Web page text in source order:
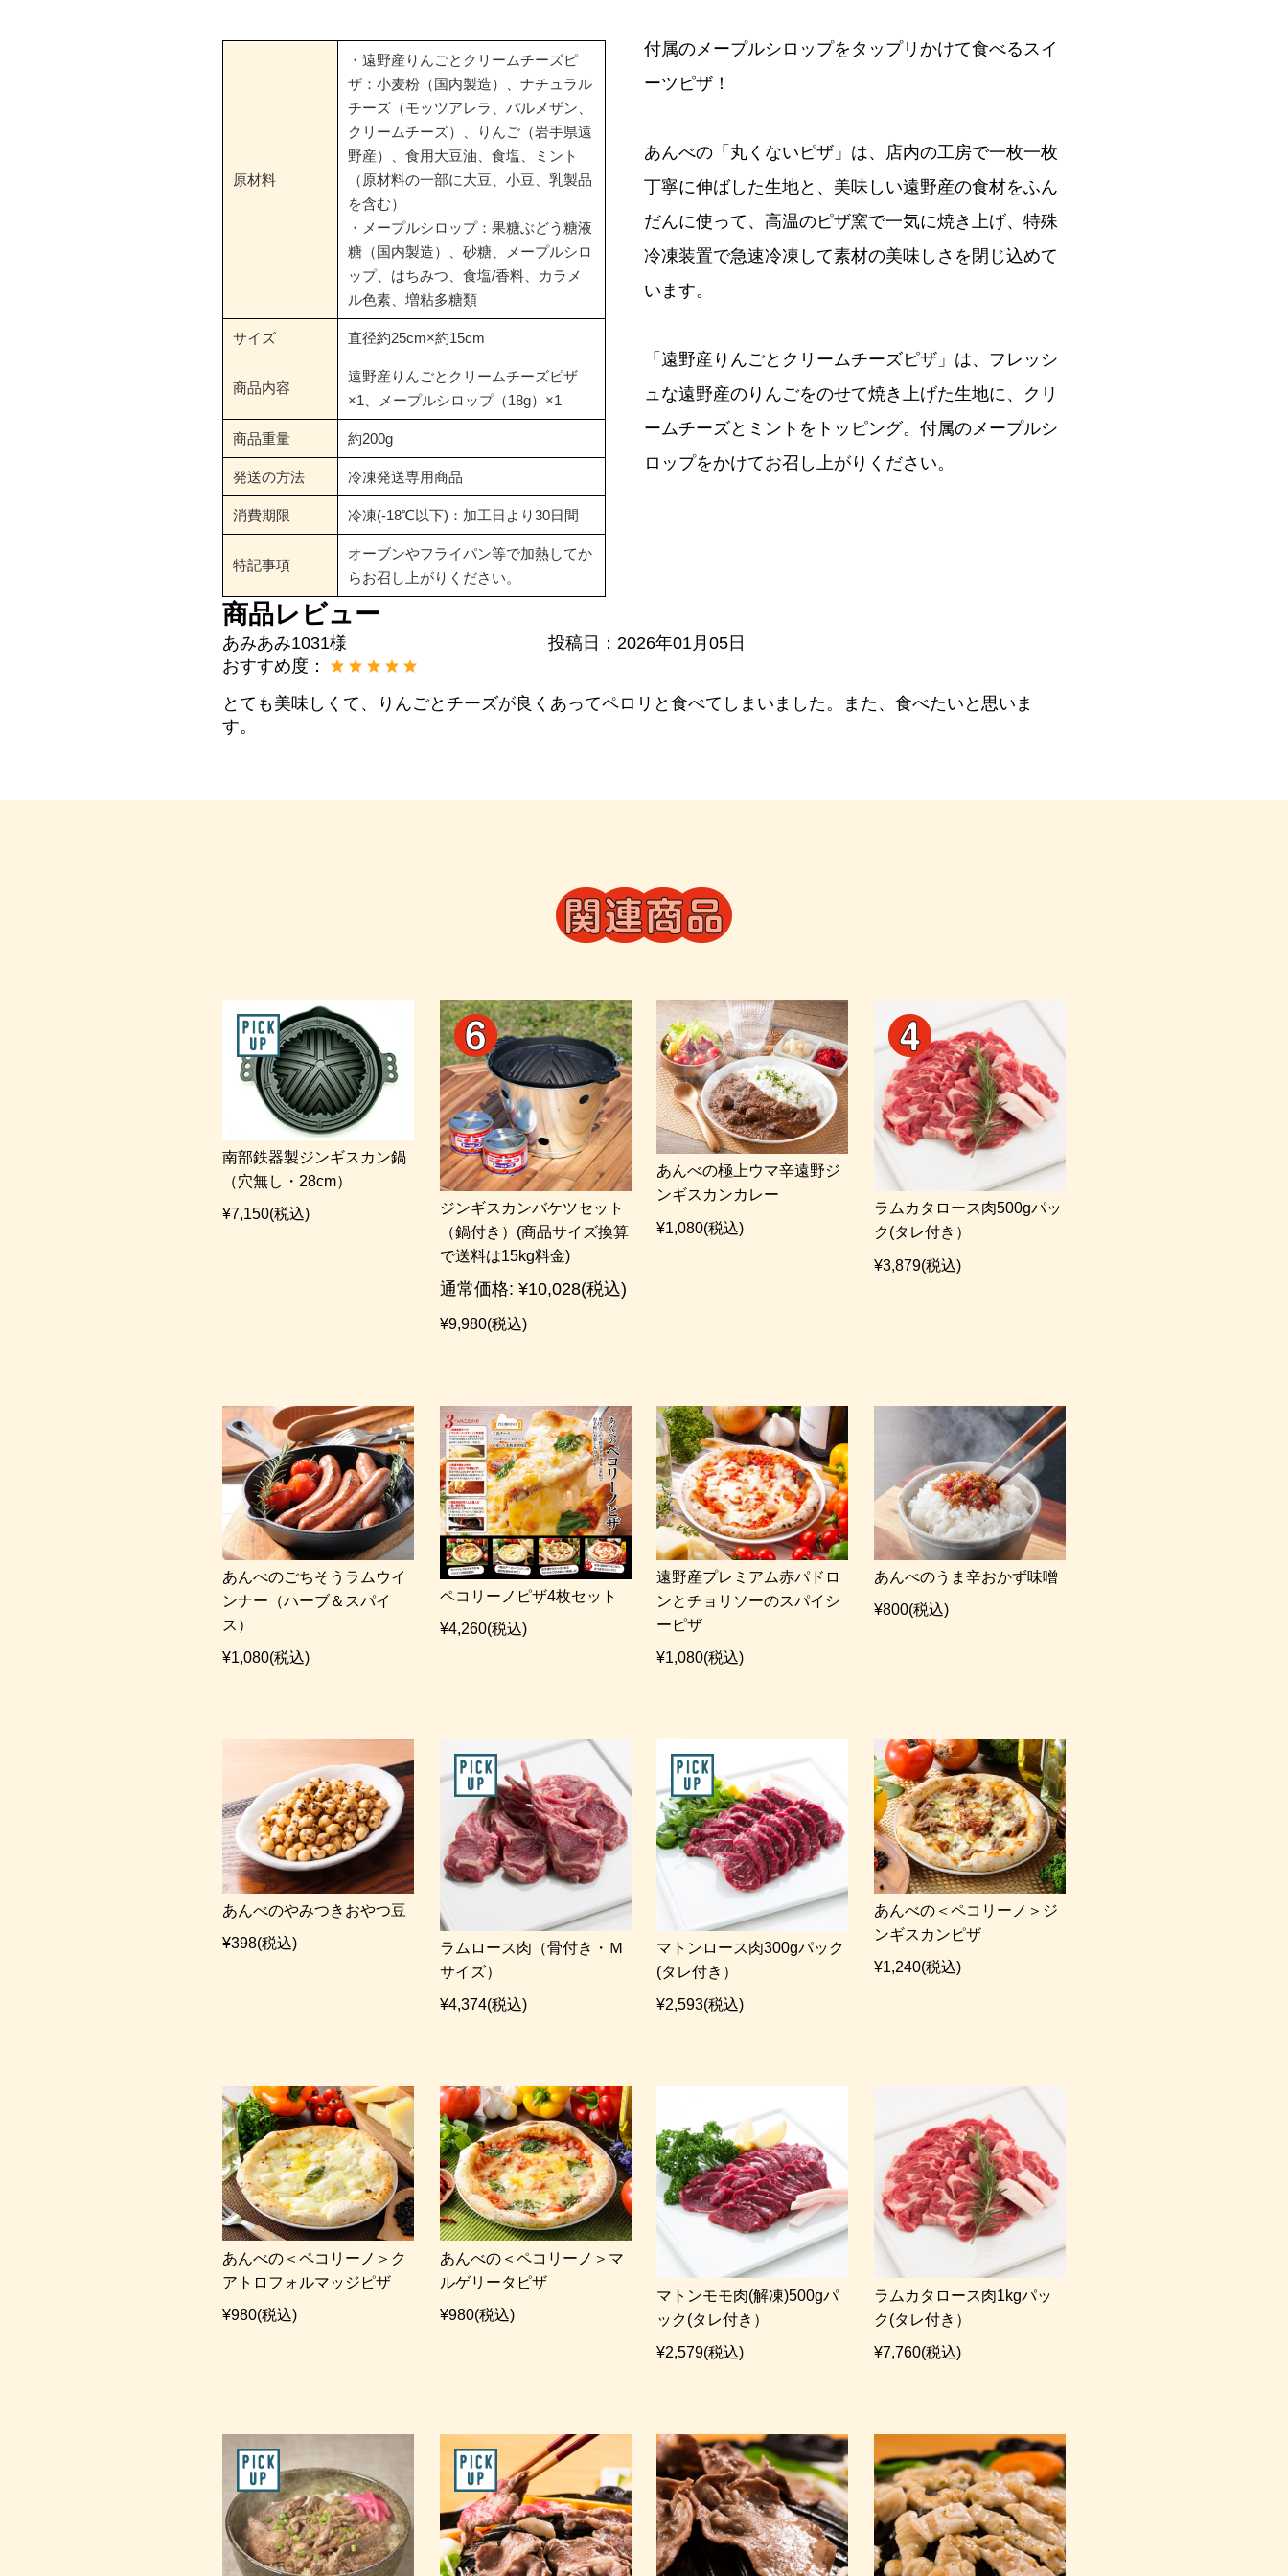
付属のメープルシロップをタップリかけて食べるスイ
ーツピザ！
あんべの「丸くないピザ」は、店内の工房で一枚一枚
丁寧に伸ばした生地と、美味しい遠野産の食材をふん
だんに使って、高温のピザ窯で一気に焼き上げ、特殊
冷凍装置で急速冷凍して素材の美味しさを閉じ込めて
います。
「遠野産りんごとクリームチーズピザ」は、フレッシ
ュな遠野産のりんごをのせて焼き上げた生地に、クリ
ームチーズとミントをトッピング。付属のメープルシ
ロップをかけてお召し上がりください。
原材料
・遠野産りんごとクリームチーズピ
ザ：小麦粉（国内製造）、ナチュラル
チーズ（モッツアレラ、パルメザン、
クリームチーズ）、りんご（岩手県遠
野産）、食用大豆油、食塩、ミント
（原材料の一部に大豆、小豆、乳製品
を含む）
・メープルシロップ：果糖ぶどう糖液
糖（国内製造）、砂糖、メープルシロ
ップ、はちみつ、食塩/香料、カラメ
ル色素、増粘多糖類
サイズ 直径約25cm×約15cm
商品内容
遠野産りんごとクリームチーズピザ
×1、メープルシロップ（18g）×1
商品重量 約200g
発送の方法 冷凍発送専用商品
消費期限 冷凍(-18℃以下)：加工日より30日間
特記事項
オーブンやフライパン等で加熱してか
らお召し上がりください。
商品レビュー
あみあみ1031様 投稿日： 2026年01月05日
おすすめ度：
とても美味しくて、りんごとチーズが良くあってペロリと食べてしまいました。また、食べたいと思いま
す。
南部鉄器製ジンギスカン鍋
（穴無し・28cm）
¥7,150(税込)
ジンギスカンバケツセット
（鍋付き）(商品サイズ換算
で送料は15kg料金)
通常価格: ¥10,028(税込)
¥9,980(税込)
あんべの極上ウマ辛遠野ジ
ンギスカンカレー
¥1,080(税込)
ラムカタロース肉500gパッ
ク(タレ付き）
¥3,879(税込)
あんべのごちそうラムウイ
ンナー（ハーブ＆スパイ
ス）
¥1,080(税込)
ペコリーノピザ4枚セット
¥4,260(税込)
遠野産プレミアム赤パドロ
ンとチョリソーのスパイシ
ーピザ
¥1,080(税込)
あんべのうま辛おかず味噌
¥800(税込)
あんべのやみつきおやつ豆
¥398(税込)
ラムロース肉（骨付き・Ｍ
サイズ）
¥4,374(税込)
マトンロース肉300gパック
(タレ付き）
¥2,593(税込)
あんべの＜ペコリーノ＞ジ
ンギスカンピザ
¥1,240(税込)
あんべの＜ペコリーノ＞ク
アトロフォルマッジピザ
¥980(税込)
あんべの＜ペコリーノ＞マ
ルゲリータピザ
¥980(税込)
マトンモモ肉(解凍)500gパ
ック(タレ付き）
¥2,579(税込)
ラムカタロース肉1kgパッ
ク(タレ付き）
¥7,760(税込)